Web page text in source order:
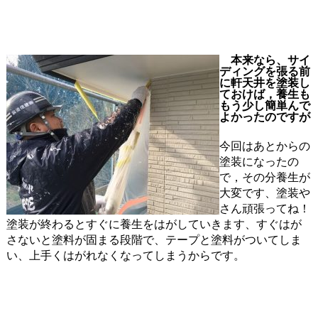
本来なら、サイ
ディングを張る前
に軒天井を塗装し
ておけば，養生も
もう少し簡単んで
よかったのですが
今回はあとからの
塗装になったの
で，その分養生が
大変です、塗装や
さん頑張ってね！
塗装が終わるとすぐに養生をはがしていきます、すぐはが
さないと塗料が固まる段階で、テープと塗料がついてしま
い、上手くはがれなくなってしまうからです。